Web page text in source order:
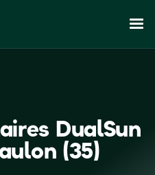
DualSun
(35)